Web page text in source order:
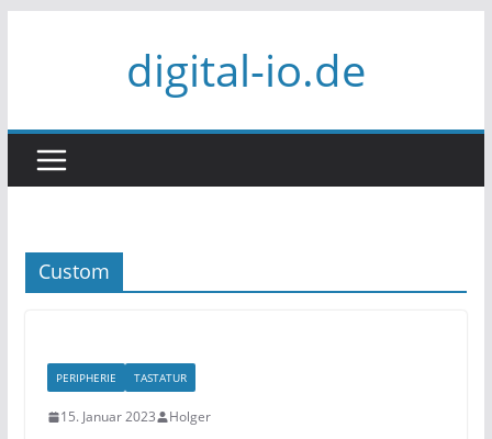
digital-io.de
Custom
PERIPHERIE TASTATUR
15. Januar 2023 Holger